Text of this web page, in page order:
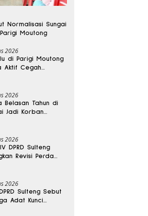
Normalisasi Sungai
Moutong
2026
di Parigi Moutong
Aktif Cegah
2026
Belasan Tahun di
Jadi Korban
2026
DPRD Sulteng
Revisi Perda
2026
Sulteng Sebut
Adat Kunci